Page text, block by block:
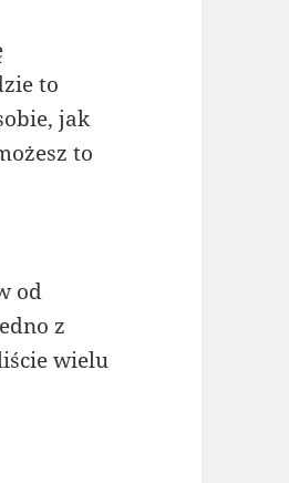
to
jak
to
od
z
wielu